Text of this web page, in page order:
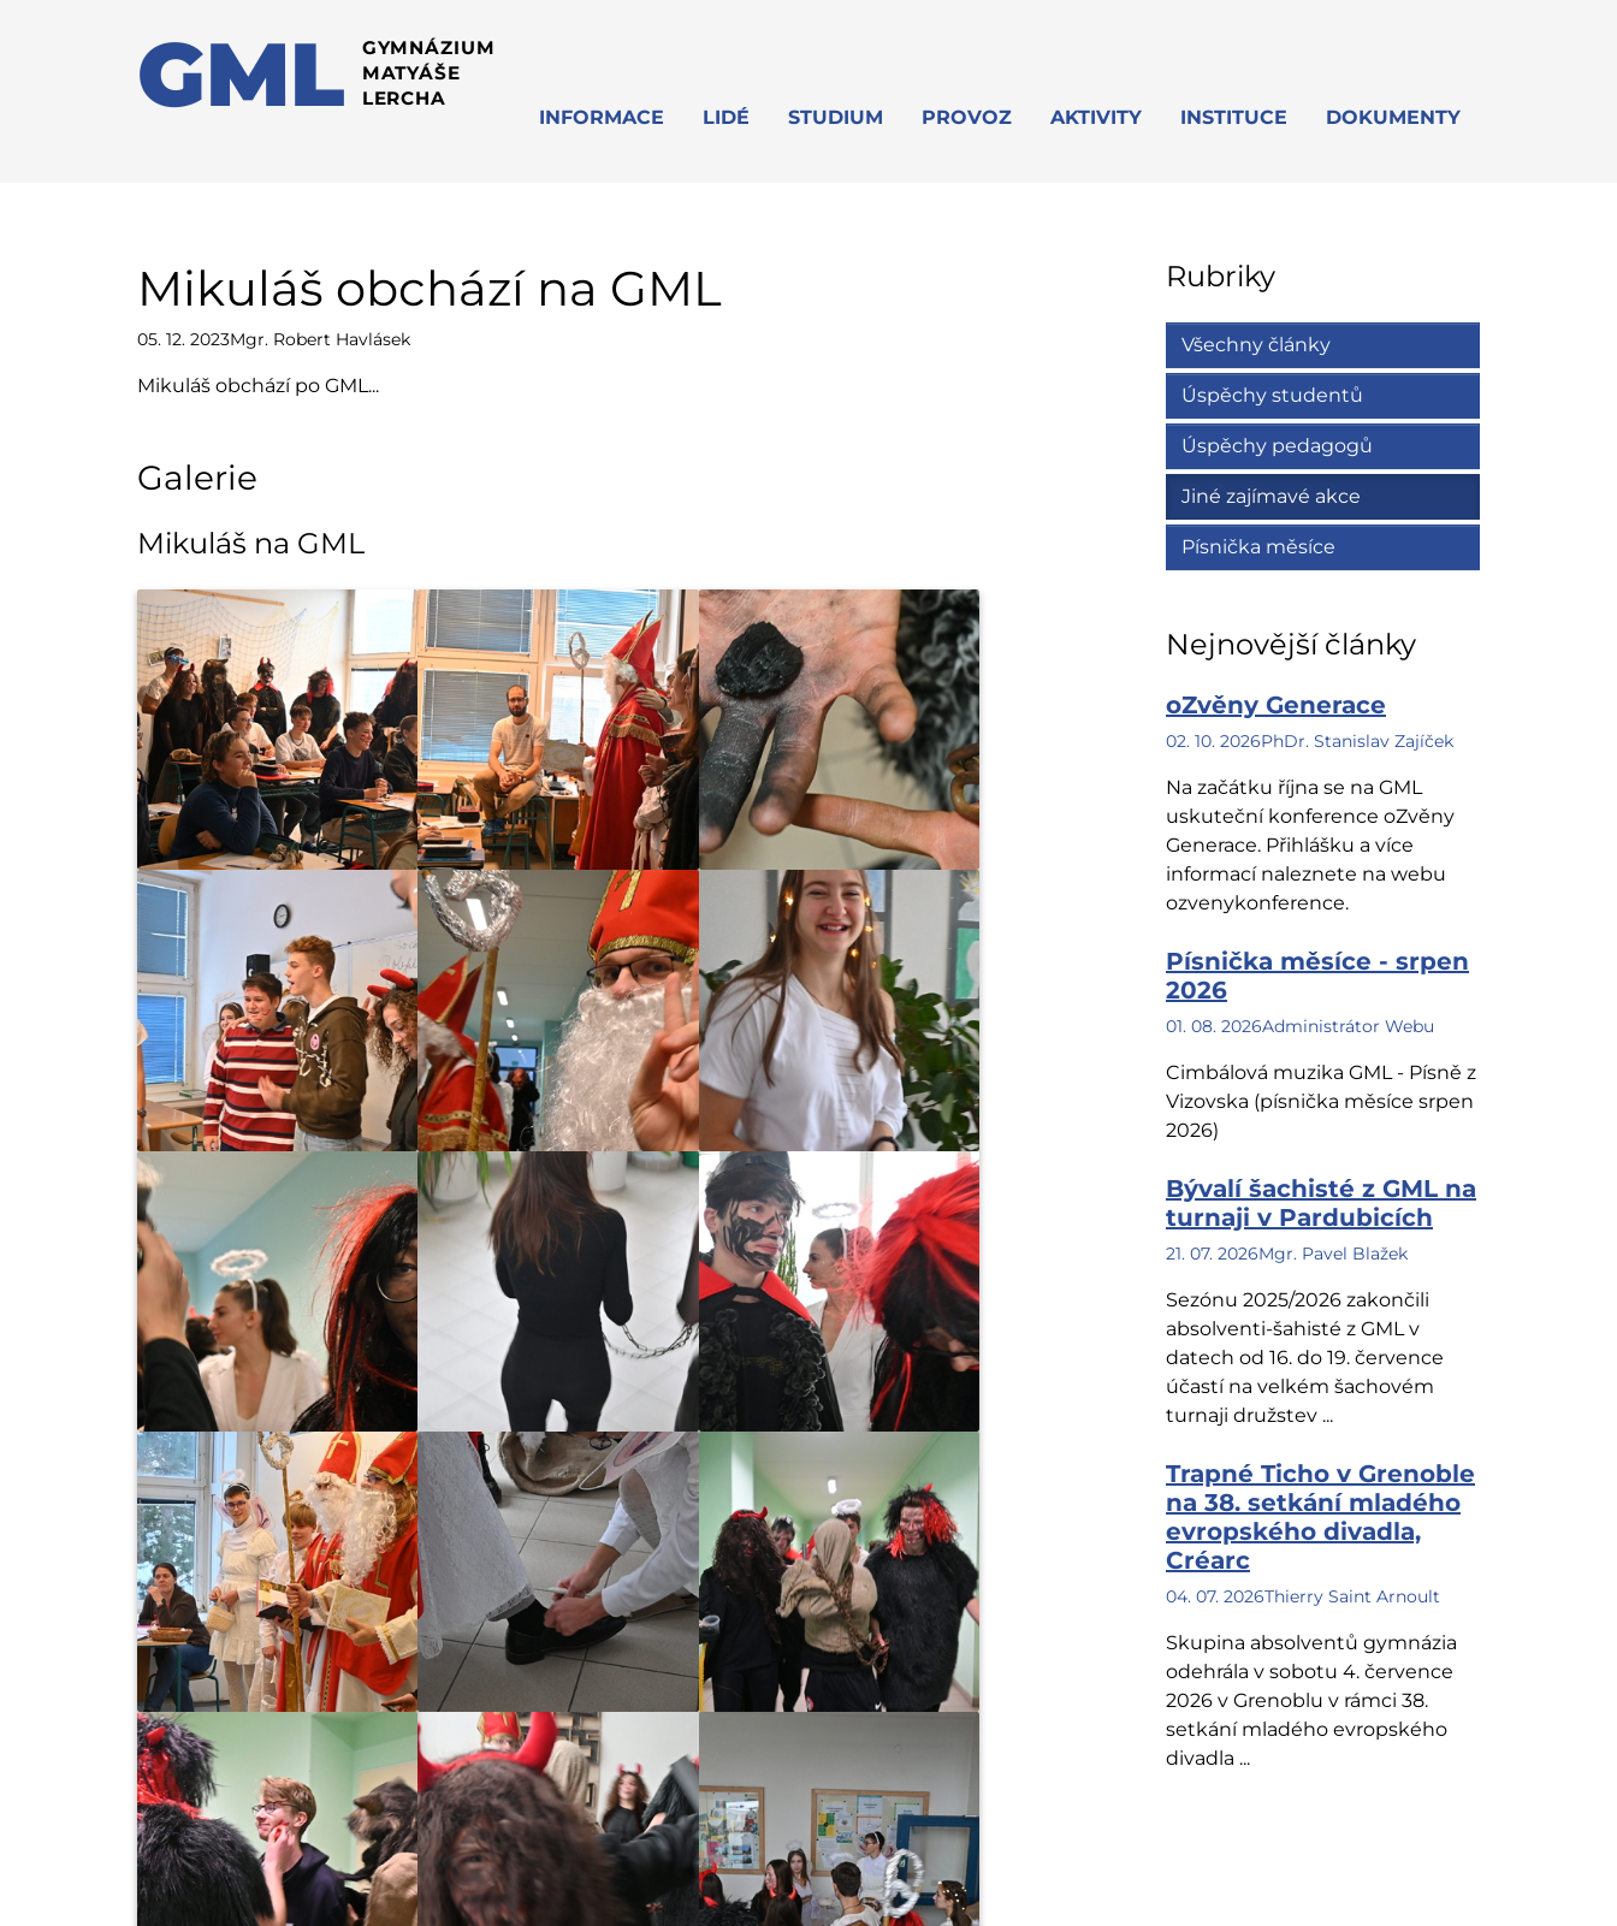
GML GYMNÁZIUM
MATYÁŠE
LERCHA
INFORMACE LIDÉ STUDIUM PROVOZ AKTIVITY INSTITUCE DOKUMENTY
Mikuláš obchází na GML
05. 12. 2023Mgr. Robert Havlásek
Mikuláš obchází po GML...
Galerie
Mikuláš na GML
Rubriky
Všechny články
Úspěchy studentů
Úspěchy pedagogů
Jiné zajímavé akce
Písnička měsíce
Nejnovější články
oZvěny Generace
02. 10. 2026PhDr. Stanislav Zajíček
Na začátku října se na GML
uskuteční konference oZvěny
Generace. Přihlášku a více
informací naleznete na webu
ozvenykonference.
Písnička měsíce - srpen
2026
01. 08. 2026Administrátor Webu
Cimbálová muzika GML - Písně z
Vizovska (písnička měsíce srpen
2026)
Bývalí šachisté z GML na
turnaji v Pardubicích
21. 07. 2026Mgr. Pavel Blažek
Sezónu 2025/2026 zakončili
absolventi-šahisté z GML v
datech od 16. do 19. července
účastí na velkém šachovém
turnaji družstev ...
Trapné Ticho v Grenoble
na 38. setkání mladého
evropského divadla,
Créarc
04. 07. 2026Thierry Saint Arnoult
Skupina absolventů gymnázia
odehrála v sobotu 4. července
2026 v Grenoblu v rámci 38.
setkání mladého evropského
divadla ...